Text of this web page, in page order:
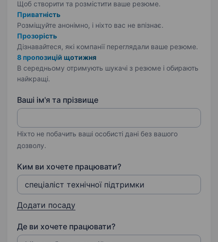
Щоб створити та розмістити ваше резюме.
Приватність
Розміщуйте анонімно, і ніхто вас не впізнає.
Прозорість
Дізнавайтеся, які компанії переглядали ваше резюме.
8 пропозицій щотижня
В середньому отримують шукачі з резюме і обирають
найкращі.
Ваші ім'я та прізвище
Ніхто не побачить ваші особисті дані без вашого
дозволу.
Ким ви хочете працювати?
Додати посаду
Де ви хочете працювати?